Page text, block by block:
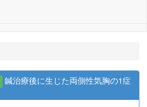
鍼治療後に生じた両側性気胸の1症